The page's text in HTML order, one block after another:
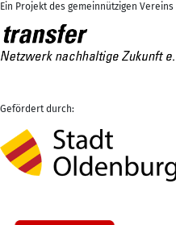
Ein Projekt des gemeinnützigen Vereins
Gefördert durch: